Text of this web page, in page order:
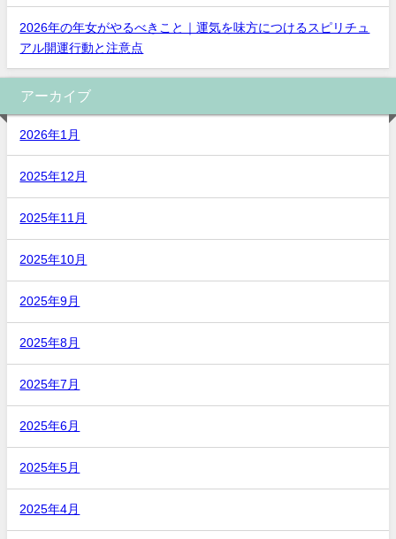
2026年の年女がやるべきこと｜運気を味方につけるスピリチュ
アル開運行動と注意点
アーカイブ
2026年1月
2025年12月
2025年11月
2025年10月
2025年9月
2025年8月
2025年7月
2025年6月
2025年5月
2025年4月